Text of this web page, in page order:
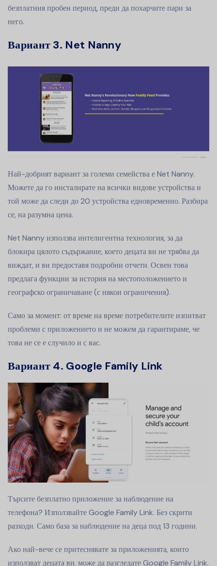
безплатния пробен период, преди да похарчите пари за
него.
Вариант 3. Net Nanny
Най-добрият вариант за големи семейства е Net Nanny.
Можете да го инсталирате на всички видове устройства и
той може да следи до 20 устройства едновременно. Разбира
се, на разумна цена.
Net Nanny използва интелигентна технология, за да
блокира цялото съдържание, което децата ви не трябва да
виждат, и ви предоставя подробни отчети. Освен това
предлага функции за история на местоположението и
географско ограничаване (с някои ограничения).
Само за момент: от време на време потребителите изпитват
проблеми с приложението и не можем да гарантираме, че
това не се е случило и с вас.
Вариант 4. Google Family Link
Търсите безплатно приложение за наблюдение на
телефона? Използвайте Google Family Link. Без скрити
разходи. Само база за наблюдение на деца под 13 години.
Ако най-вече се притеснявате за приложенията, които
използват децата ви, може да разгледате Google Family Link.